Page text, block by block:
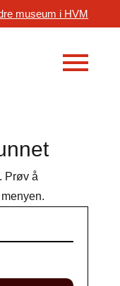
museum i HVM
Prøv å